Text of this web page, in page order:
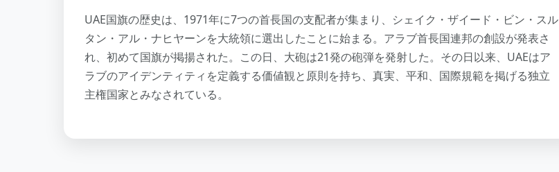
UAE国旗の歴史は、1971年に7つの首長国の支配者が集まり、シェイク・ザイード・ビン・スル
タン・アル・ナヒヤーンを大統領に選出したことに始まる。アラブ首長国連邦の創設が発表さ
れ、初めて国旗が掲揚された。この日、大砲は21発の砲弾を発射した。その日以来、UAEはア
ラブのアイデンティティを定義する価値観と原則を持ち、真実、平和、国際規範を掲げる独立
主権国家とみなされている。